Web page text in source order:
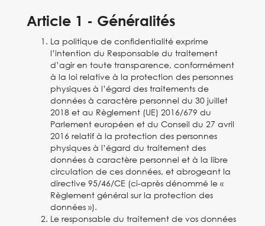
Article 1 - Généralités
La politique de confidentialité exprime
l’intention du Responsable du traitement
d’agir en toute transparence, conformément
à la loi relative à la protection des personnes
physiques à l’égard des traitements de
données à caractère personnel du 30 juillet
2018 et au Règlement (UE) 2016/679 du
Parlement européen et du Conseil du 27 avril
2016 relatif à la protection des personnes
physiques à l’égard du traitement des
données à caractère personnel et à la libre
circulation de ces données, et abrogeant la
directive 95/46/CE (ci-après dénommé le «
Règlement général sur la protection des
données »).
Le responsable du traitement de vos données